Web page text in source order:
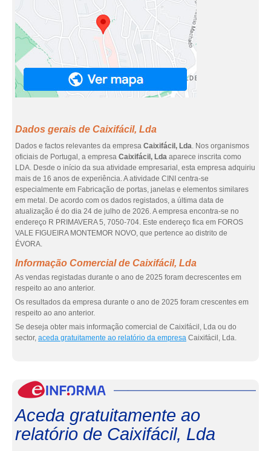
Dados gerais de Caixifácil, Lda
Dados e factos relevantes da empresa Caixifácil, Lda. Nos organismos
oficiais de Portugal, a empresa Caixifácil, Lda aparece inscrita como
LDA. Desde o início da sua atividade empresarial, esta empresa adquiriu
mais de 16 anos de experiência. A atividade CINI centra-se
especialmente em Fabricação de portas, janelas e elementos similares
em metal. De acordo com os dados registados, a última data de
atualização é do dia 24 de julho de 2026. A empresa encontra-se no
endereço R PRIMAVERA 5, 7050-704. Este endereço fica em FOROS
VALE FIGUEIRA MONTEMOR NOVO, que pertence ao distrito de
ÉVORA.
Informação Comercial de Caixifácil, Lda
As vendas registadas durante o ano de 2025 foram decrescentes em
respeito ao ano anterior.
Os resultados da empresa durante o ano de 2025 foram crescentes em
respeito ao ano anterior.
Se deseja obter mais informação comercial de Caixifácil, Lda ou do
sector, aceda gratuitamente ao relatório da empresa Caixifácil, Lda.
Aceda gratuitamente ao
relatório de Caixifácil, Lda